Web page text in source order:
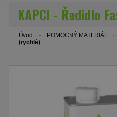
KAPCI - Ředidlo
Úvod POMOCNÝ MATERIÁL
(rychlé)